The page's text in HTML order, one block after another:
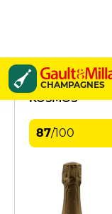
CHAMPAGNES
Bonvalet
KOSMOS
87/100